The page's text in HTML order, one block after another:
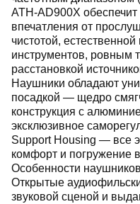
ATH-AD900X
впечатления от
чистотой,
инструментов, ровным
расстановкой
Наушники обладают
посадкой — щедро
конструкция с
эксклюзивное
Support Housing — все
комфорт и погружение
Особенности
Открытые
звуковой сценой и